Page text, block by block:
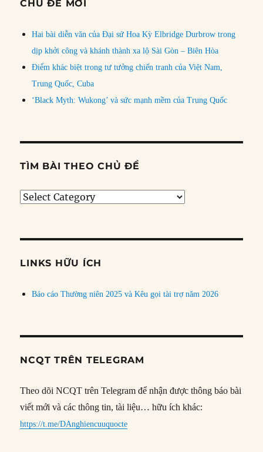
CHỦ ĐỀ MỚI
Hai bài diễn văn của Đại sứ Hoa Kỳ Elbridge Durbrow trong
dịp khởi công và khánh thành xa lộ Sài Gòn – Biên Hòa
Điểm khác biệt trong tư tưởng chiến tranh của Việt Nam,
Trung Quốc, Cuba
‘Black Myth: Wukong’ và sức mạnh mềm của Trung Quốc
TÌM BÀI THEO CHỦ ĐỀ
Tìm
đề
LINKS HỮU ÍCH
Báo cáo Thường niên 2025 và Kêu gọi tài trợ năm 2026
NCQT TRÊN TELEGRAM
Theo dõi NCQT trên Telegram để nhận được thông báo bài
viết mới và các thông tin, tài liệu… hữu ích khác:
https://t.me/DAnghiencuuquocte